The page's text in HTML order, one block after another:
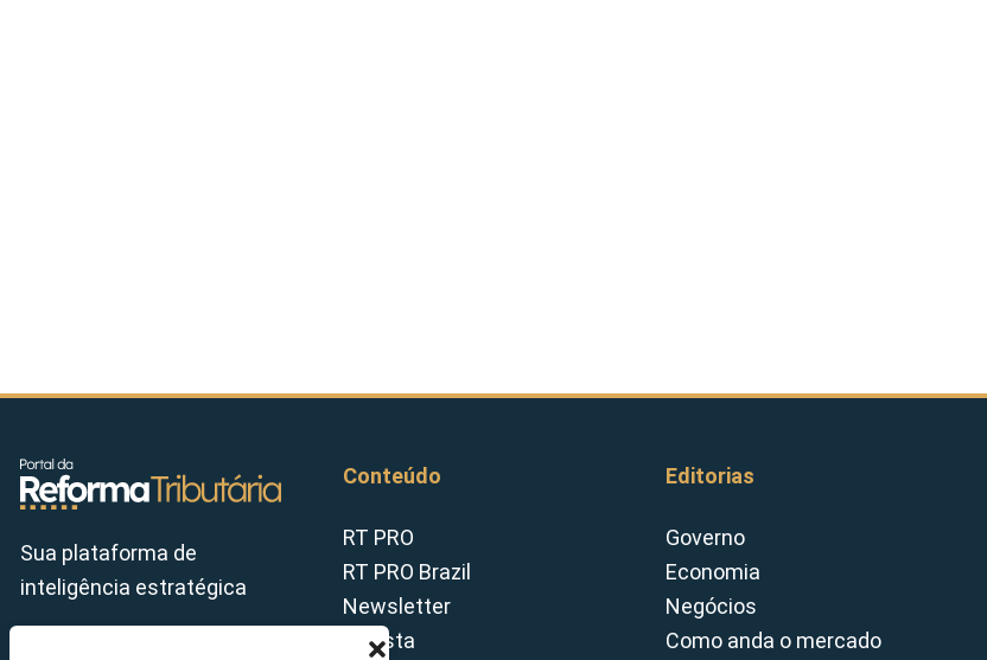
Sua plataforma de
inteligência estratégica
Conteúdo
RT PRO
RT PRO Brazil
Newsletter
Revista
Editorias
Governo
Economia
Negócios
Como anda o mercado